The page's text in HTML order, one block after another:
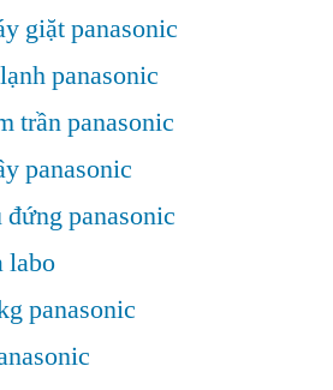
giặt panasonic
panasonic
trần panasonic
panasonic
panasonic
labo
panasonic